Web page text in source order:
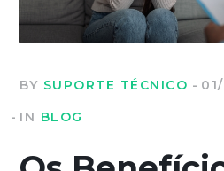
BY SUPORTE TÉCNICO
IN BLOG